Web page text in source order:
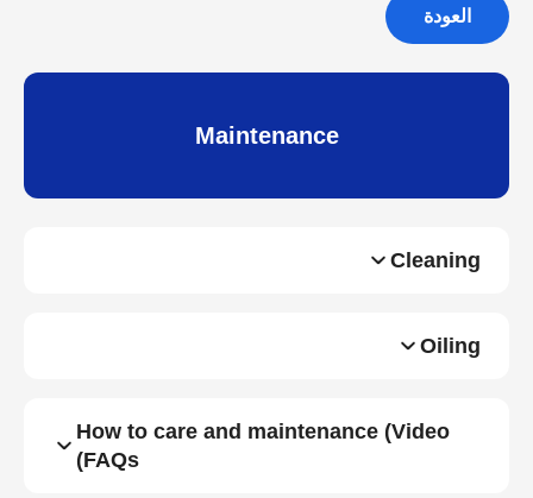
العودة
Maintenance
Cleaning
Oiling
How to care and maintenance (Video
FAQs)